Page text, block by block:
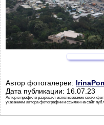
Автор фотогалереи:
Дата публикации: 16.07.23
Автор в профиле разрешил использование своих
указанием автора фотографии и ссылки на сайт